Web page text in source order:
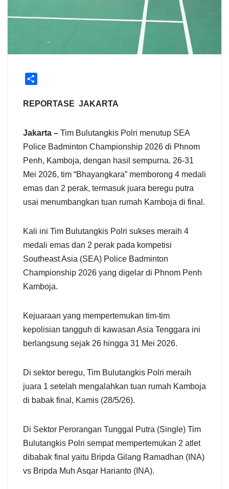
a
REPORTASE JAKARTA
Jakarta – Tim Bulutangkis Polri menutup SEA
Police Badminton Championship 2026 di Phnom
Penh, Kamboja, dengan hasil sempurna. 26-31
Mei 2026, tim “Bhayangkara” memborong 4 medali
emas dan 2 perak, termasuk juara beregu putra
usai menumbangkan tuan rumah Kamboja di final.
Kali ini Tim Bulutangkis Polri sukses meraih 4
medali emas dan 2 perak pada kompetisi
Southeast Asia (SEA) Police Badminton
Championship 2026 yang digelar di Phnom Penh
Kamboja.
Kejuaraan yang mempertemukan tim-tim
kepolisian tangguh di kawasan Asia Tenggara ini
berlangsung sejak 26 hingga 31 Mei 2026.
Di sektor beregu, Tim Bulutangkis Polri meraih
juara 1 setelah mengalahkan tuan rumah Kamboja
di babak final, Kamis (28/5/26).
Di Sektor Perorangan Tunggal Putra (Single) Tim
Bulutangkis Polri sempat mempertemukan 2 atlet
dibabak final yaitu Bripda Gilang Ramadhan (INA)
vs Bripda Muh Asqar Harianto (INA).